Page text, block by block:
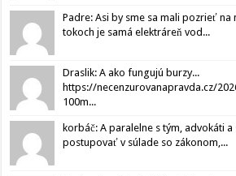
Padre: Asi by sme sa mali pozrieť na
tokoch je samá elektráreň vod...
Draslik: A ako fungujú burzy...
https://necenzurovanapravda.cz/
100m...
korbáč: A paralelne s tým, advokáti
postupovať v súlade so zákonom,...